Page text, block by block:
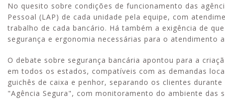
No quesito sobre condições de funcionamento das
Pessoal (LAP) de cada unidade pela equipe, com
trabalho de cada bancário. Há também a exigência de
segurança e ergonomia necessárias para o atendimento
O debate sobre segurança bancária apontou para a
em todos os estados, compatíveis com as demandas
guichês de caixa e penhor, separando os clientes
"Agência Segura", com monitoramento do ambiente das